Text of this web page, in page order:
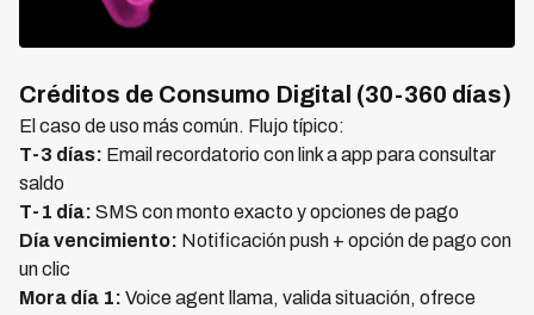
Créditos de Consumo Digital (30-360 días)
El caso de uso más común. Flujo típico:
T-3 días: Email recordatorio con link a app para consultar
saldo
T-1 día: SMS con monto exacto y opciones de pago
Día vencimiento: Notificación push + opción de pago con
un clic
Mora día 1: Voice agent llama, valida situación, ofrece